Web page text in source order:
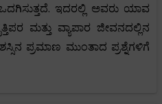
ಇದರಲ್ಲಿ ಅವರು ಯಾವ
ಮತ್ತು ವ್ಯಾಪಾರ ಜೀವನದಲ್ಲಿನ
ಪ್ರಮಾಣ ಮುಂತಾದ ಪ್ರಶ್ನೆಗಳಿಗೆ